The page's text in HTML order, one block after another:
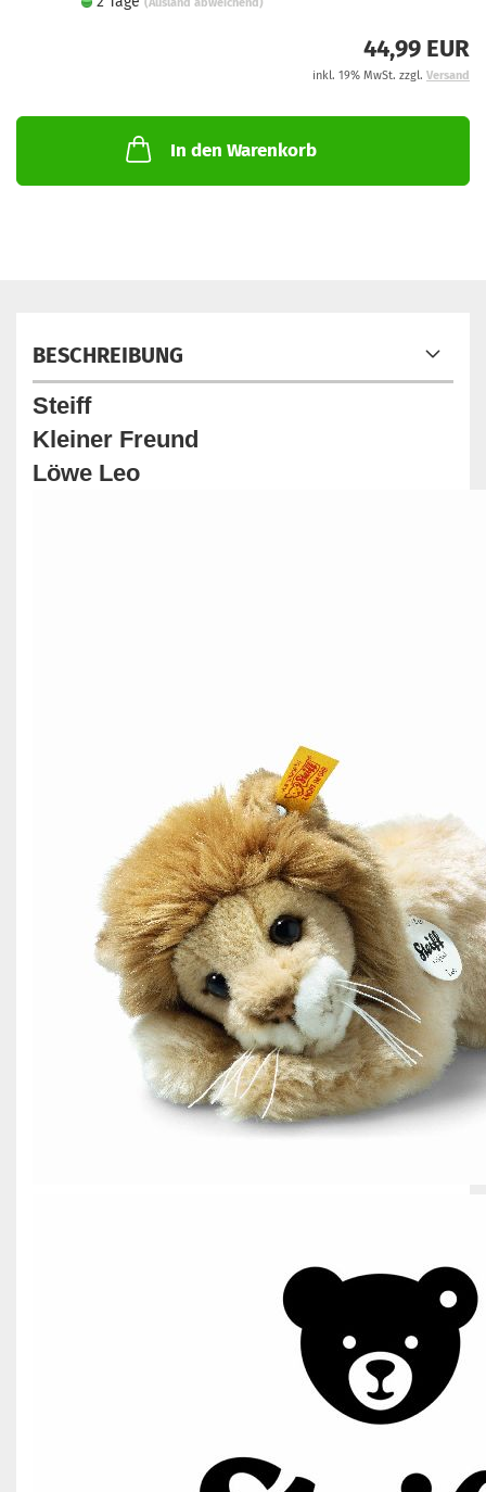
44,99 EUR
inkl. 19% MwSt. zzgl. Versand
In den Warenkorb
BESCHREIBUNG
Steiff
Kleiner Freund
Löwe Leo